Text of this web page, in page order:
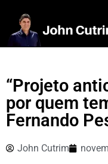
“Projeto
por quem
Fernando
John Cutrim